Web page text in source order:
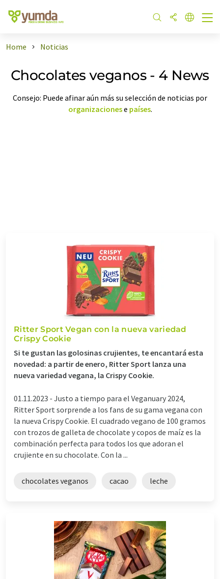
Home Noticias
Chocolates veganos - 4 News
Consejo: Puede afinar aún más su selección de noticias por
organizacionese países.
Ritter Sport Vegan con la nueva variedad
Crispy Cookie
Si te gustan las golosinas crujientes, te encantará esta
novedad: a partir de enero, Ritter Sport lanza una
nueva variedad vegana, la Crispy Cookie.
01.11.2023 - Justo a tiempo para el Veganuary 2024,
Ritter Sport sorprende a los fans de su gama vegana con
la nueva Crispy Cookie. El cuadrado vegano de 100 gramos
con trozos de galleta de chocolate y copos de maíz es la
combinación perfecta para todos los que adoran el
crujiente en su chocolate. Con la ...
chocolates veganos cacao leche